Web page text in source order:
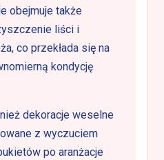
obejmuje także
liści i
co przekłada się na
kondycję
dekoracje weselne
z wyczuciem
po aranżacje